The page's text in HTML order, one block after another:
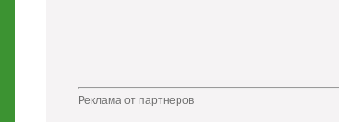
Реклама от партнеров